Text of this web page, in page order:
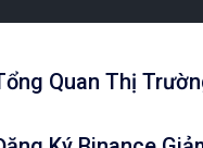
Quan Thị